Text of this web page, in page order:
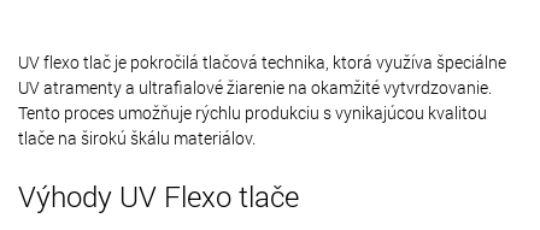
UV flexo tlač je pokročilá tlačová technika, ktorá využíva špeciálne
UV atramenty a ultrafialové žiarenie na okamžité vytvrdzovanie.
Tento proces umožňuje rýchlu produkciu s vynikajúcou kvalitou
tlače na širokú škálu materiálov.
Výhody UV Flexo tlače